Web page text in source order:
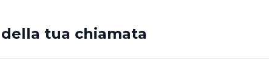
tua chiamata